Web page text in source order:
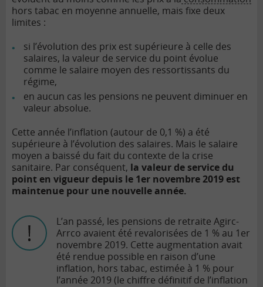
hors tabac en moyenne annuelle, mais fixe deux
limites :
si l’évolution des prix est supérieure à celle des
salaires, la valeur de service du point évolue
comme le salaire moyen des ressortissants du
régime,
en aucun cas les pensions ne peuvent diminuer en
valeur absolue.
Cette année l’inflation (autour de 0,1 %) a été
supérieure à l’évolution des salaires. Mais le salaire
moyen a baissé du fait du contexte de la crise
sanitaire. Par conséquent, la valeur de service du
point en vigueur depuis le 1er novembre 2019 est
maintenue pour une nouvelle année.
L’an passé, les pensions de retraite Agirc-
Arrco avaient été revalorisées de 1 % au 1er
novembre 2019. Cette augmentation avait
été rendue possible en raison d’une
inflation, hors tabac, estimée à 1 % pour
l’année 2019 (le chiffre définitif de l’inflation